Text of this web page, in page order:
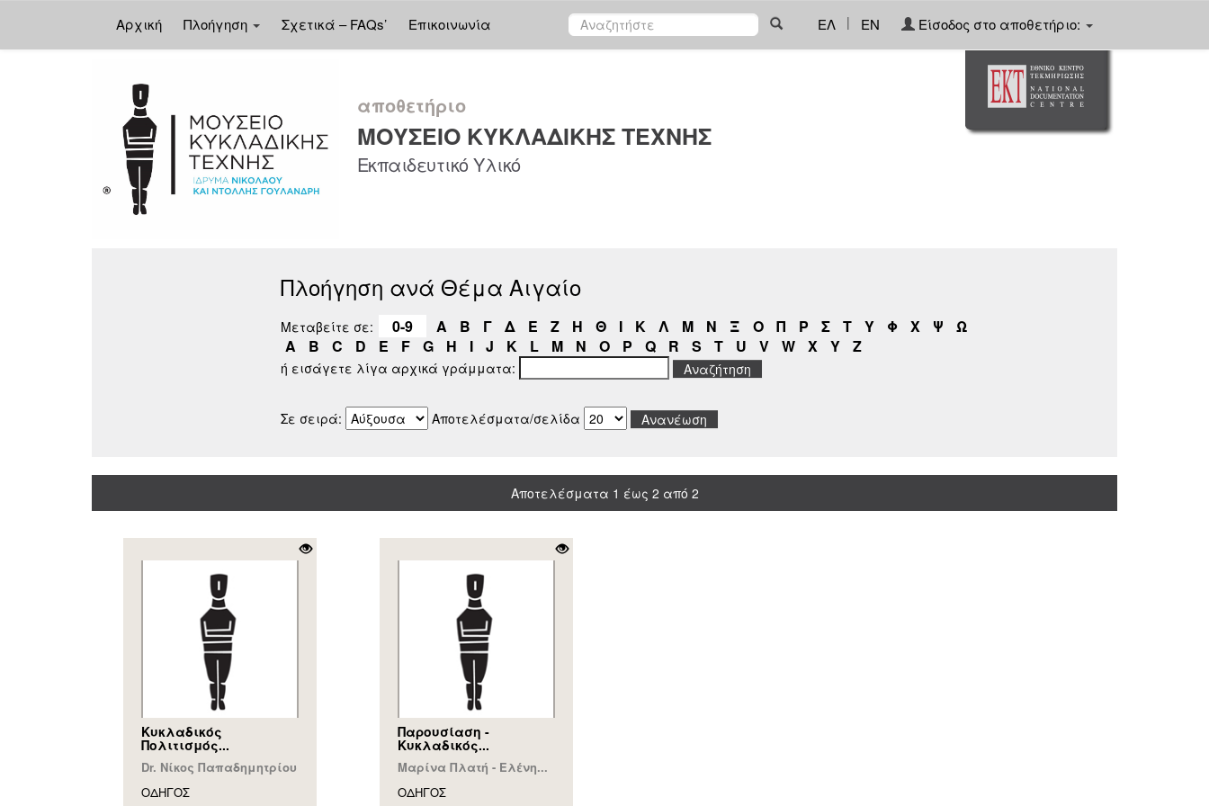
Αρχική Πλοήγηση Σχετικά – FAQs’ Επικοινωνία ΕΛ | EN Είσοδος στο αποθετήριο:
αποθετήριο
ΜΟΥΣΕΙΟ ΚΥΚΛΑΔΙΚΗΣ ΤΕΧΝΗΣ
Εκπαιδευτικό Υλικό
Πλοήγηση ανά Θέμα Αιγαίο
Μεταβείτε σε: 0-9 Α Β Γ Δ Ε Ζ Η Θ Ι Κ Λ Μ Ν Ξ Ο Π Ρ Σ Τ Υ Φ Χ Ψ
Ω
A
B C D E F G H I J K L M N O P Q R S T U V W X Y Z
ή εισάγετε λίγα αρχικά γράμματα:
Σε σειρά: Αποτελέσματα/σελίδα
Αποτελέσματα 1 έως 2 από 2
Κυκλαδικός
Πολιτισμός...
Dr. Νίκος Παπαδημητρίου
ΟΔΗΓΟΣ
Παρουσίαση -
Κυκλαδικός...
Μαρίνα Πλατή - Ελένη...
ΟΔΗΓΟΣ